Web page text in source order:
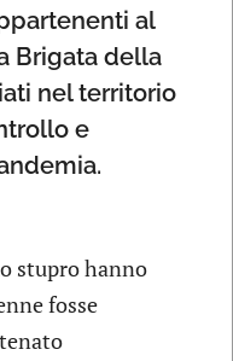
al
Brigata della
nel territorio
e
stupro hanno
fosse